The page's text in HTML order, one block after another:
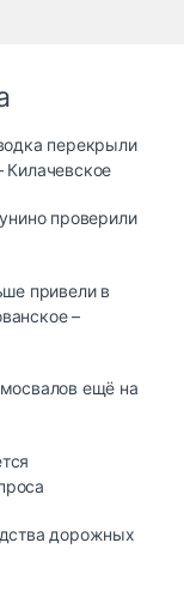
перекрыли
Килачевское
проверили
привели в
–
ещё на
дорожных